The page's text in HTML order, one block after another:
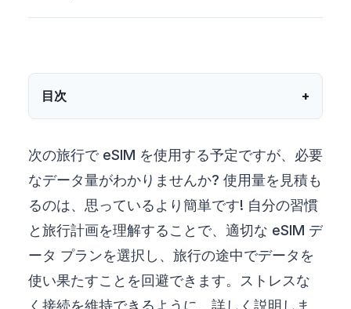
目次
次の旅行で eSIM を使用する予定ですが、必要
なデータ量がわかりませんか? 使用量を見積も
るのは、思っているより簡単です! 自分の習慣
と旅行計画を理解することで、適切な eSIM デ
ータ プランを選択し、旅行の途中でデータを
使い果たすことを回避できます。ストレスな
く接続を維持できるように、詳しく説明しま